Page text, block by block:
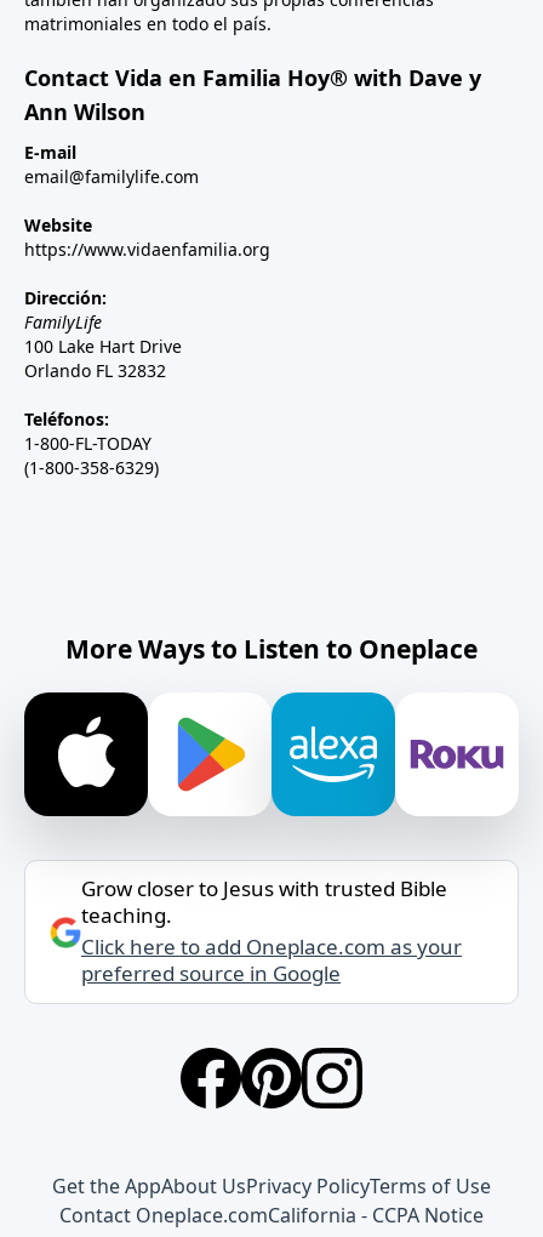
matrimoniales en todo el país.
Contact Vida en Familia Hoy® with Dave y
Ann Wilson
E-mail
email@familylife.com
Website
https://www.vidaenfamilia.org
Dirección:
FamilyLife
100 Lake Hart Drive
Orlando FL 32832
Teléfonos:
1-800-FL-TODAY
(1-800-358-6329)
More Ways to Listen to Oneplace
Grow closer to Jesus with trusted Bible
teaching.
Click here to add Oneplace.com as your
preferred source in Google
Get the AppAbout UsPrivacy PolicyTerms of Use
Contact Oneplace.comCalifornia - CCPA Notice